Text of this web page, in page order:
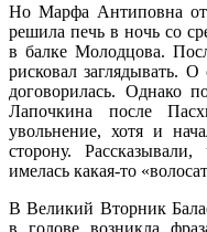
Но Марфа Антиповна
решила печь в ночь со
в балке Молодцова.
рисковал заглядывать. О
договорилась. Однако
Лапочкина после
увольнение, хотя и
сторону.
имелась какая-то
В Великий Вторник
в голове возникла